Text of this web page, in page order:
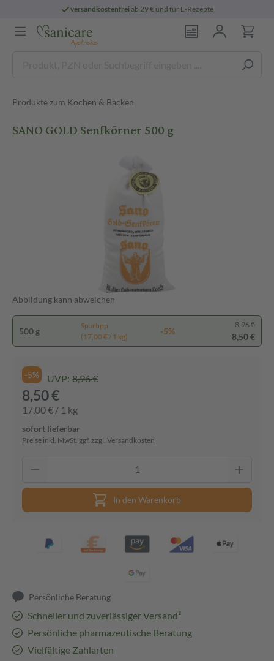
versandkostenfreiab 29 € und für E-Rezepte
Produkte zum Kochen & Backen
SANO GOLD Senfkörner 500 g
Abbildung kann abweichen
500 g
Spartipp
(17,00 € / 1 kg)
-5%
8,96 €
8,50 €
-5% UVP: 8,96 €
8,50 €
17,00 € / 1 kg
sofort lieferbar
Preise inkl. MwSt. ggf. zzgl. Versandkosten
In den Warenkorb
Persönliche Beratung
Schneller und zuverlässiger Versand³
Persönliche pharmazeutische Beratung
Vielfältige Zahlarten